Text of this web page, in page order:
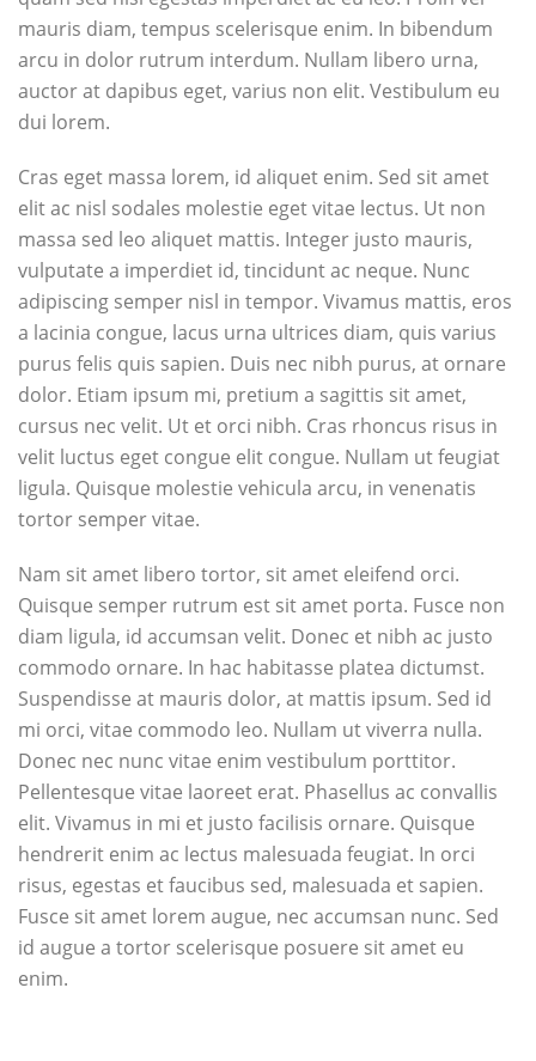
mauris diam, tempus scelerisque enim. In bibendum
arcu in dolor rutrum interdum. Nullam libero urna,
auctor at dapibus eget, varius non elit. Vestibulum eu
dui lorem.
Cras eget massa lorem, id aliquet enim. Sed sit amet
elit ac nisl sodales molestie eget vitae lectus. Ut non
massa sed leo aliquet mattis. Integer justo mauris,
vulputate a imperdiet id, tincidunt ac neque. Nunc
adipiscing semper nisl in tempor. Vivamus mattis, eros
a lacinia congue, lacus urna ultrices diam, quis varius
purus felis quis sapien. Duis nec nibh purus, at ornare
dolor. Etiam ipsum mi, pretium a sagittis sit amet,
cursus nec velit. Ut et orci nibh. Cras rhoncus risus in
velit luctus eget congue elit congue. Nullam ut feugiat
ligula. Quisque molestie vehicula arcu, in venenatis
tortor semper vitae.
Nam sit amet libero tortor, sit amet eleifend orci.
Quisque semper rutrum est sit amet porta. Fusce non
diam ligula, id accumsan velit. Donec et nibh ac justo
commodo ornare. In hac habitasse platea dictumst.
Suspendisse at mauris dolor, at mattis ipsum. Sed id
mi orci, vitae commodo leo. Nullam ut viverra nulla.
Donec nec nunc vitae enim vestibulum porttitor.
Pellentesque vitae laoreet erat. Phasellus ac convallis
elit. Vivamus in mi et justo facilisis ornare. Quisque
hendrerit enim ac lectus malesuada feugiat. In orci
risus, egestas et faucibus sed, malesuada et sapien.
Fusce sit amet lorem augue, nec accumsan nunc. Sed
id augue a tortor scelerisque posuere sit amet eu
enim.